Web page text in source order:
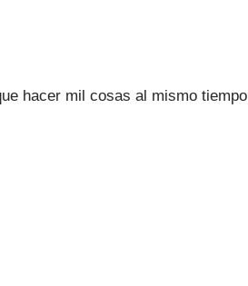
hacer mil cosas al mismo